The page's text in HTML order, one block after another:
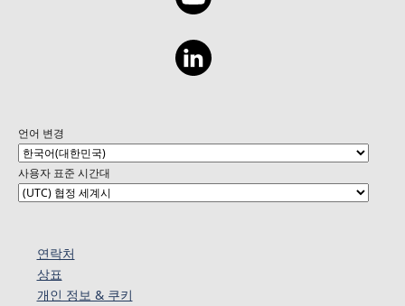
언어 변경
사용자 표준 시간대
연락처
상표
개인 정보 & 쿠키